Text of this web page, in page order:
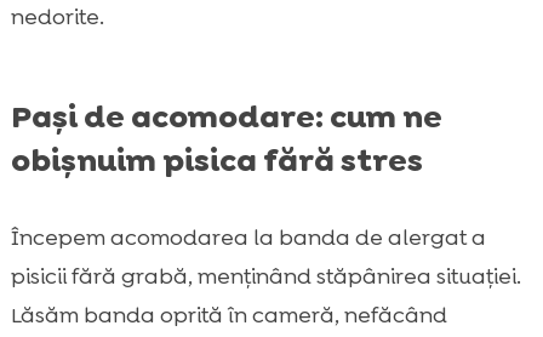
nedorite.
Pași de acomodare: cum ne
obișnuim pisica fără stres
Începem acomodarea la banda de alergat a
pisicii fără grabă, menținând stăpânirea situației.
Lăsăm banda oprită în cameră, nefăcând